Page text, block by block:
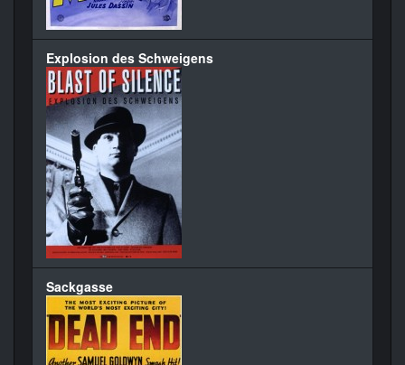
Explosion des Schweigens
Sackgasse